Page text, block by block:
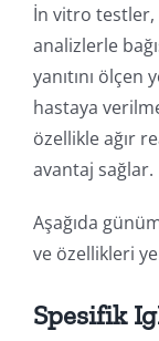
İn vitro testler,
analizlerle
yanıtını
hastaya
özellikle ağır
avantaj sağlar.
Aşağıda
ve özellikleri
Spesifik